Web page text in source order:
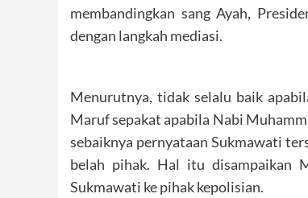
membandingkan sang Ayah,
dengan langkah mediasi.
Menurutnya, tidak selalu baik
Maruf sepakat apabila Nabi
sebaiknya pernyataan Sukmawati
belah pihak. Hal itu disampaikan
Sukmawati ke pihak kepolisian.